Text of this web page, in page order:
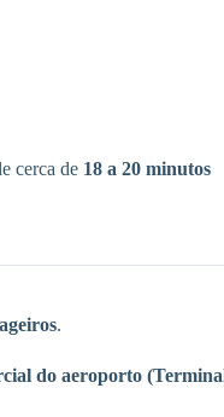
cerca de 18 a 20 minutos
.
do aeroporto